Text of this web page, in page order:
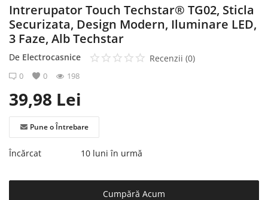
Intrerupator Touch Techstar® TG02, Sticla
Securizata, Design Modern, Iluminare LED,
3 Faze, Alb Techstar
De Electrocasnice Recenzii (0)
0 0 198
39,98 Lei
Pune o Întrebare
Încărcat 10 luni în urmă
Cumpără Acum